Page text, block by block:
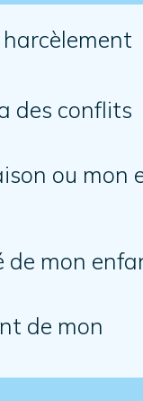
des conflits
ou mon
de mon
de mon